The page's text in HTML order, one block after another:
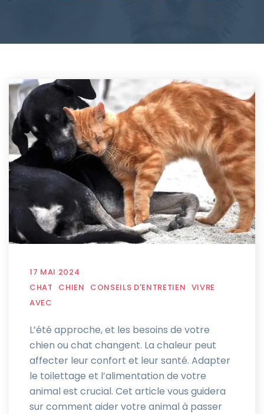
17 MAI 2024
CHAT
CHIEN CONSEILS D'ENTRETIEN VIVRE
AVEC
L’été approche, et les besoins de votre
chien ou chat changent. La chaleur peut
affecter leur confort et leur santé. Adapter
le toilettage et l’alimentation de votre
animal est crucial. Cet article vous guidera
sur comment aider votre animal à passer